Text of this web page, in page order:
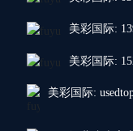
美彩国际:
美彩国际:
美彩国际: